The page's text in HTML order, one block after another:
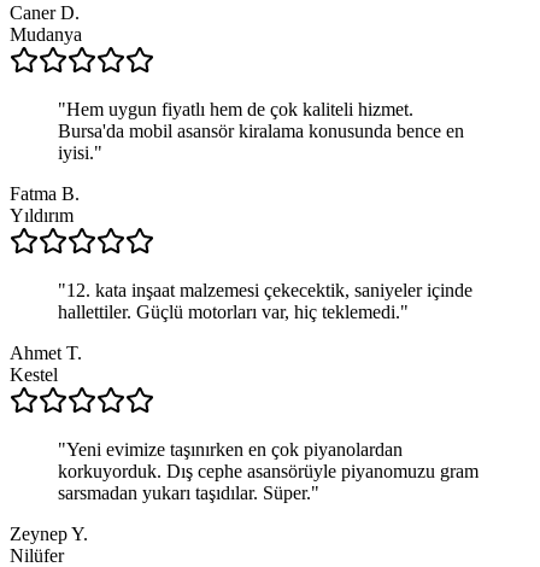
Caner D.
Mudanya
"Hem uygun fiyatlı hem de çok kaliteli hizmet.
Bursa'da mobil asansör kiralama konusunda bence en
iyisi."
Fatma B.
Yıldırım
"12. kata inşaat malzemesi çekecektik, saniyeler içinde
hallettiler. Güçlü motorları var, hiç teklemedi."
Ahmet T.
Kestel
"Yeni evimize taşınırken en çok piyanolardan
korkuyorduk. Dış cephe asansörüyle piyanomuzu gram
sarsmadan yukarı taşıdılar. Süper."
Zeynep Y.
Nilüfer